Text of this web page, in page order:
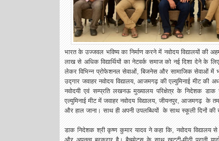
भारत के उज्जवल भविष्य का निर्माण करने में नवोदय विद्यालयों की
लाख से अधिक विद्यार्थियों का नेटवर्क समाज को नई दिशा देने के
लेकर विभिन्न प्रोफेशनल सेवाओं, बिजनेस और सामाजिक सेवाओं में
उद्गार जवाहर नवोदय विद्यालय, आजमगढ़ की एल्युमिनाई मीट की
नवोदयी एवं सम्प्रति लखनऊ मुख्यालय परिक्षेत्र के निदेशक
एल्युमिनाई मीट में जवाहर नवोदय विद्यालय, जीयनपुर, आजमगढ़ के
और हाल जाना। साथ ही अपनी उपलब्धियों के साथ स्कूली दिनों की
डाक निदेशक श्री कृष्ण कुमार यादव ने कहा कि, नवोदय विद्यालय